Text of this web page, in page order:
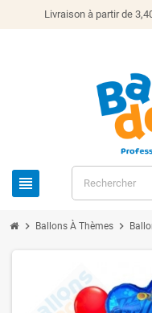
Livraison à partir de
view_headline
chevron_right Ballons À Thèmes chevron_right